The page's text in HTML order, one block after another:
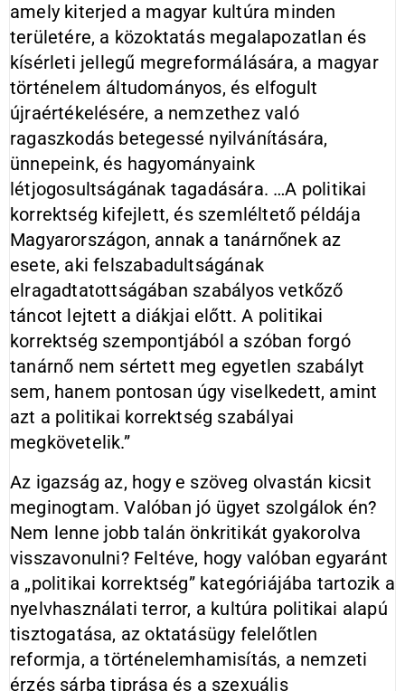
amely kiterjed a magyar kultúra minden
területére, a közoktatás megalapozatlan és
kísérleti jellegű megreformálására, a magyar
történelem áltudományos, és elfogult
újraértékelésére, a nemzethez való
ragaszkodás betegessé nyilvánítására,
ünnepeink, és hagyományaink
létjogosultságának tagadására. …A politikai
korrektség kifejlett, és szemléltető példája
Magyarországon, annak a tanárnőnek az
esete, aki felszabadultságának
elragadtatottságában szabályos vetkőző
táncot lejtett a diákjai előtt. A politikai
korrektség szempontjából a szóban forgó
tanárnő nem sértett meg egyetlen szabályt
sem, hanem pontosan úgy viselkedett, amint
azt a politikai korrektség szabályai
megkövetelik.”
Az igazság az, hogy e szöveg olvastán kicsit
meginogtam. Valóban jó ügyet szolgálok én?
Nem lenne jobb talán önkritikát gyakorolva
visszavonulni? Feltéve, hogy valóban egyaránt
a „politikai korrektség” kategóriájába tartozik a
nyelvhasználati terror, a kultúra politikai alapú
tisztogatása, az oktatásügy felelőtlen
reformja, a történelemhamisítás, a nemzeti
érzés sárba tiprása és a szexuális